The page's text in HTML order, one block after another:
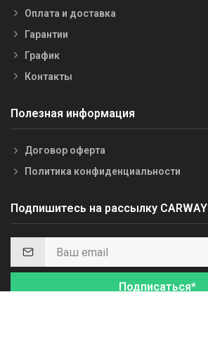
Оплата и доставка
Гарантии
График
Контакты
Полезная информация
Договор оферта
Политика конфиденциальности
Подпишитесь на рассылку CARWAY
Подписаться*